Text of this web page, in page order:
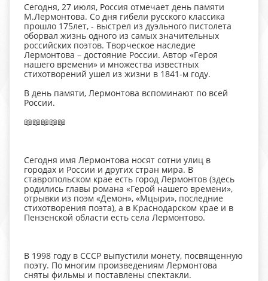
Сегодня, 27 июля, Россия отмечает день памяти
М.Лермонтова. Со дня гибели русского классика
прошло 175лет, - выстрел из дуэльного пистолета
оборвал жизнь одного из самых значительных
российских поэтов. Творческое наследие
Лермонтова – достояние России. Автор «Героя
нашего времени» и множества известных
стихотворений ушел из жизни в 1841-м году.
В день памяти, Лермонтова вспоминают по всей
России.
📖📖📖📖📖
Сегодня имя Лермонтова носят сотни улиц в
городах и России и других стран мира. В
ставропольском крае есть город Лермонтов (здесь
родились главы романа «Герой нашего времени»,
отрывки из поэм «Демон», «Мцыри», последние
стихотворения поэта), а в Краснодарском крае и в
Пензенской области есть села Лермонтово.
В 1998 году в СССР выпустили монету, посвященную
поэту. По многим произведениям Лермонтова
сняты фильмы и поставлены спектакли.